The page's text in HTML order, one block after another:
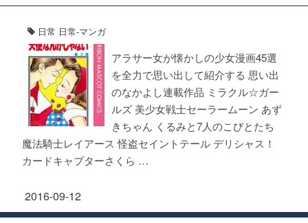
日常 日常-マンガ
アラサー女が懐かしの少女漫画45選
を全力で思い出して紹介する 思い出
のなかよし連載作品 ミラクル☆ガー
ルズ 美少女戦士セーラームーン あず
きちゃん くるみと7人のこびとたち
魔法騎士レイアース 怪盗セイントテール デリシャス！
カードキャプターさくら …
2016-09-12